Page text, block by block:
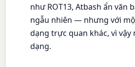
như ROT13, Atbash ẩn văn
ngẫu nhiên — nhưng với
dạng trực quan khác, vì vậy
dạng.